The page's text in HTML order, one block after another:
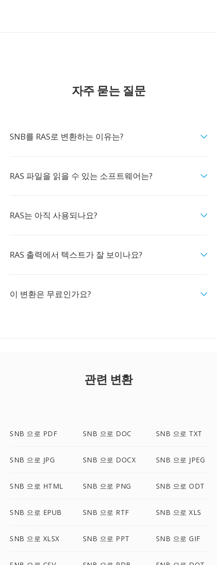
자주 묻는 질문
SNB를 RAS로 변환하는 이유는?
RAS 파일을 읽을 수 있는 소프트웨어는?
RAS는 아직 사용되나요?
RAS 출력에서 텍스트가 잘 보이나요?
이 변환은 무료인가요?
관련 변환
SNB 으로 PDF SNB 으로 DOC SNB 으로 TXT
SNB 으로 JPG SNB 으로 DOCX SNB 으로 JPEG
SNB 으로 HTML SNB 으로 PNG SNB 으로 ODT
SNB 으로 EPUB SNB 으로 RTF SNB 으로 XLS
SNB 으로 XLSX SNB 으로 PPT SNB 으로 GIF